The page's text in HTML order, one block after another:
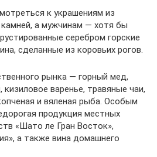
к украшениям из
а мужчинам — хотя бы
серебром горские
сделанные из коровьих рогов.
рынка — горный мед,
варенье, травяные чаи,
и вяленая рыба. Особым
продукция местных
«Шато ле Гран Восток»,
а также вина домашнего